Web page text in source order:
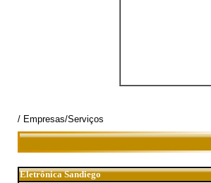
/ Empresas/Serviços
Eletrônica Sandiego